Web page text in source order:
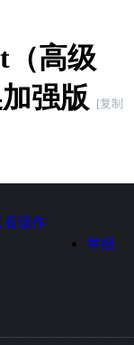
（高级
强版
[复制
看该作
举报